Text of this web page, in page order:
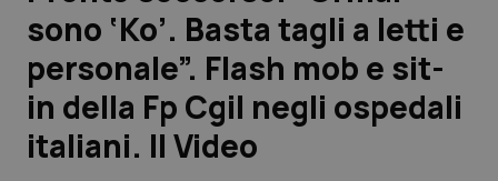
Studi e Analisi
Lettere al direttore
sono ‘Ko’. Basta tagli a letti e
personale”. Flash mob e sit-
in della Fp Cgil negli ospedali
italiani. Il Video